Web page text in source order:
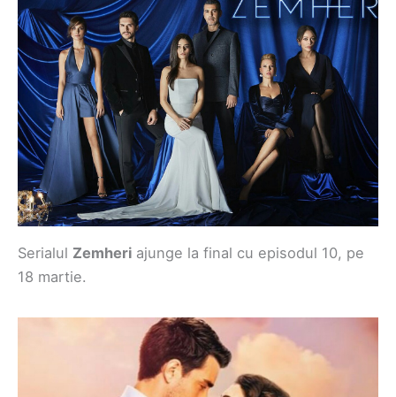
Serialul Zemheri ajunge la final cu episodul 10, pe
18 martie.